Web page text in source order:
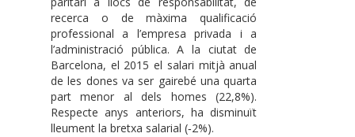
recerca o de màxima qualificació
professional a l’empresa privada i a
l’administració pública. A la ciutat de
Barcelona, el 2015 el salari mitjà anual
de les dones va ser gairebé una quarta
part menor al dels homes (22,8%).
Respecte anys anteriors, ha disminuït
lleument la bretxa salarial (‐2%).